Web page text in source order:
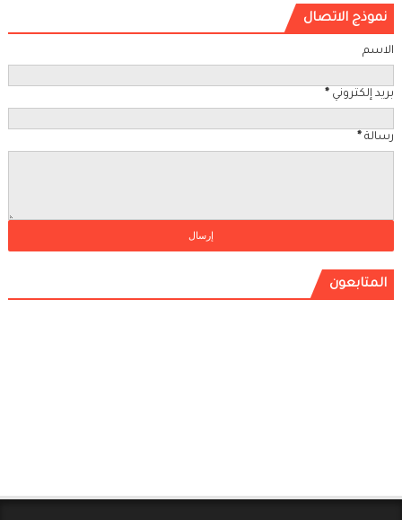
نموذج الاتصال
الاسم
بريد إلكتروني *
رسالة *
المتابعون